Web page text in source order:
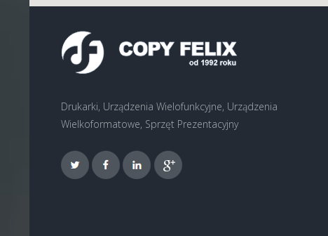
Drukarki, Urządzenia Wielofunkcyjne, Urządzenia
Wielkoformatowe, Sprzęt Prezentacyjny